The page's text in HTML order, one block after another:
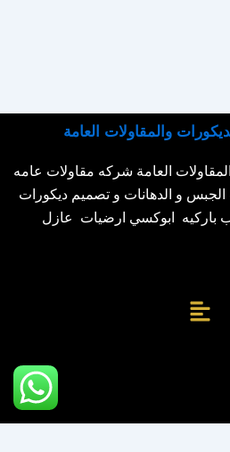
والمقاولات العامة
العامة شركه مقاولات عامه
الجبس و الدهانات و تصميم ديكورات
باركيه ابوكسي ارضيات عازل
القائمة